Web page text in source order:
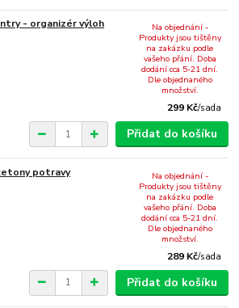
- organizér výloh
299 Kč/sada
Na objednání -
Produkty jsou tištěny
na zakázku podle
vašeho přání. Doba
dodání cca 5-21 dní.
Dle objednaného
množství.
Přidat do košíku
potravy
289 Kč/sada
Na objednání -
Produkty jsou tištěny
na zakázku podle
vašeho přání. Doba
dodání cca 5-21 dní.
Dle objednaného
množství.
Přidat do košíku